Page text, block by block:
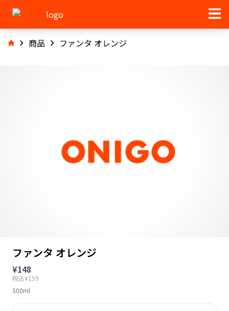
商品 ファンタ オレンジ
ファンタ オレンジ
¥148
税込¥159
500ml